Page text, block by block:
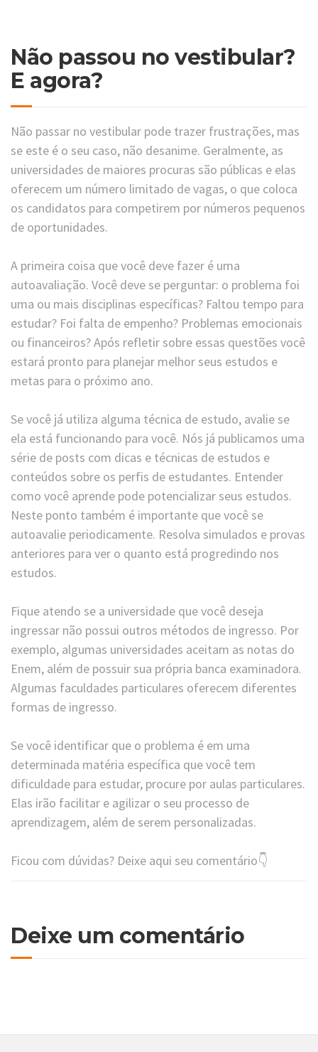
Não passou no vestibular?
E agora?
Não passar no vestibular pode trazer frustrações, mas
se este é o seu caso, não desanime. Geralmente, as
universidades de maiores procuras são públicas e elas
oferecem um número limitado de vagas, o que coloca
os candidatos para competirem por números pequenos
de oportunidades.
A primeira coisa que você deve fazer é uma
autoavaliação. Você deve se perguntar: o problema foi
uma ou mais disciplinas específicas? Faltou tempo para
estudar? Foi falta de empenho? Problemas emocionais
ou financeiros? Após refletir sobre essas questões você
estará pronto para planejar melhor seus estudos e
metas para o próximo ano.
Se você já utiliza alguma técnica de estudo, avalie se
ela está funcionando para você. Nós já publicamos uma
série de posts com dicas e técnicas de estudos e
conteúdos sobre os perfis de estudantes. Entender
como você aprende pode potencializar seus estudos.
Neste ponto também é importante que você se
autoavalie periodicamente. Resolva simulados e provas
anteriores para ver o quanto está progredindo nos
estudos.
Fique atendo se a universidade que você deseja
ingressar não possui outros métodos de ingresso. Por
exemplo, algumas universidades aceitam as notas do
Enem, além de possuir sua própria banca examinadora.
Algumas faculdades particulares oferecem diferentes
formas de ingresso.
Se você identificar que o problema é em uma
determinada matéria específica que você tem
dificuldade para estudar, procure por aulas particulares.
Elas irão facilitar e agilizar o seu processo de
aprendizagem, além de serem personalizadas.
Ficou com dúvidas? Deixe aqui seu comentário👇
Deixe um comentário